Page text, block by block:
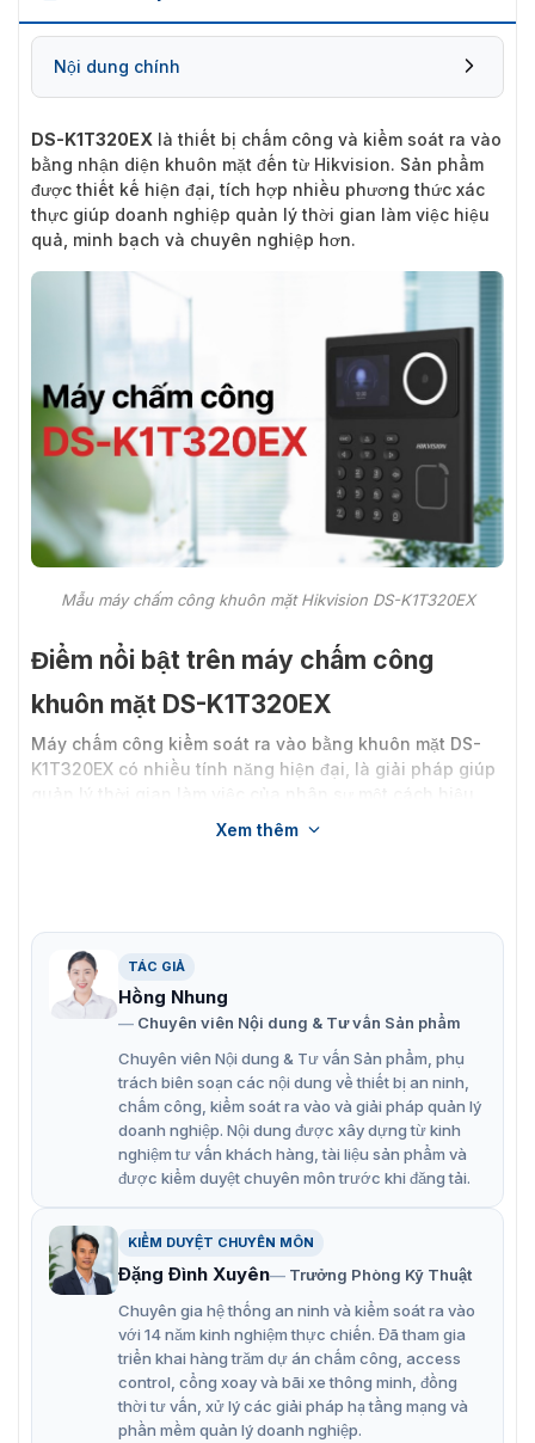
Nội dung chính
DS-K1T320EX là thiết bị chấm công và kiểm soát ra vào
bằng nhận diện khuôn mặt đến từ Hikvision. Sản phẩm
được thiết kế hiện đại, tích hợp nhiều phương thức xác
thực giúp doanh nghiệp quản lý thời gian làm việc hiệu
quả, minh bạch và chuyên nghiệp hơn.
Mẫu máy chấm công khuôn mặt Hikvision DS-K1T320EX
Điểm nổi bật trên máy chấm công
khuôn mặt DS-K1T320EX
Máy chấm công kiểm soát ra vào bằng khuôn mặt DS-
K1T320EX có nhiều tính năng hiện đại, là giải pháp giúp
quản lý thời gian làm việc của nhân sự một cách hiệu
quả. Model này nổi bật với các đặc điểm sau:
Nhiều phương thức xác thực, bao gồm: khuôn mặt,
thẻ và mã PIN.
Hỗ trợ thẻ EM
Dung lượng tối đa 500 khuôn mặt, 1.000 thẻ và
100.000 sự kiện.
Thời lượng nhận dạng khuôn mặt < 0.2 giây/ Người
Hỗ trợ các giao thức ISAPI và ISUP 5.0
Xem thêm
TÁC GIẢ
Hồng Nhung
Chuyên viên Nội dung & Tư vấn Sản phẩm
Chuyên viên Nội dung & Tư vấn Sản phẩm, phụ
trách biên soạn các nội dung về thiết bị an ninh,
chấm công, kiểm soát ra vào và giải pháp quản lý
doanh nghiệp. Nội dung được xây dựng từ kinh
nghiệm tư vấn khách hàng, tài liệu sản phẩm và
được kiểm duyệt chuyên môn trước khi đăng tải.
KIỂM DUYỆT CHUYÊN MÔN
Đặng Đình Xuyên
Trưởng Phòng Kỹ Thuật
Chuyên gia hệ thống an ninh và kiểm soát ra vào
với 14 năm kinh nghiệm thực chiến. Đã tham gia
triển khai hàng trăm dự án chấm công, access
control, cổng xoay và bãi xe thông minh, đồng
thời tư vấn, xử lý các giải pháp hạ tầng mạng và
phần mềm quản lý doanh nghiệp.